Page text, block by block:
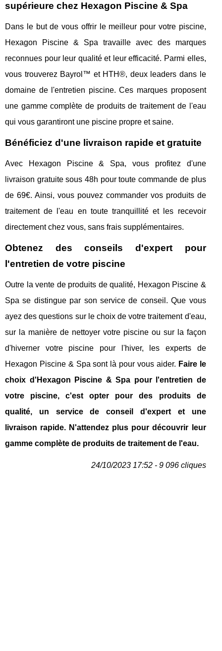
supérieure chez Hexagon Piscine & Spa
Dans le but de vous offrir le meilleur pour votre piscine,
Hexagon Piscine & Spa travaille avec des marques
reconnues pour leur qualité et leur efficacité. Parmi elles,
vous trouverez Bayrol™ et HTH®, deux leaders dans le
domaine de l'entretien piscine. Ces marques proposent
une gamme complète de produits de traitement de l'eau
qui vous garantiront une piscine propre et saine.
Bénéficiez d'une livraison rapide et gratuite
Avec Hexagon Piscine & Spa, vous profitez d'une
livraison gratuite sous 48h pour toute commande de plus
de 69€. Ainsi, vous pouvez commander vos produits de
traitement de l'eau en toute tranquillité et les recevoir
directement chez vous, sans frais supplémentaires.
Obtenez des conseils d'expert pour
l'entretien de votre piscine
Outre la vente de produits de qualité, Hexagon Piscine &
Spa se distingue par son service de conseil. Que vous
ayez des questions sur le choix de votre traitement d'eau,
sur la manière de nettoyer votre piscine ou sur la façon
d'hiverner votre piscine pour l'hiver, les experts de
Hexagon Piscine & Spa sont là pour vous aider. Faire le
choix d'Hexagon Piscine & Spa pour l'entretien de
votre piscine, c'est opter pour des produits de
qualité, un service de conseil d'expert et une
livraison rapide. N'attendez plus pour découvrir leur
gamme complète de produits de traitement de l'eau.
24/10/2023 17:52 - 9 096 cliques